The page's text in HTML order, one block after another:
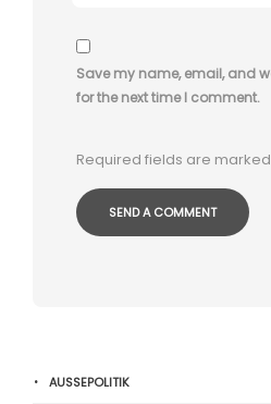
Save my name, email, and
for the next time I comment.
Required fields are marked
AUSSEPOLITIK